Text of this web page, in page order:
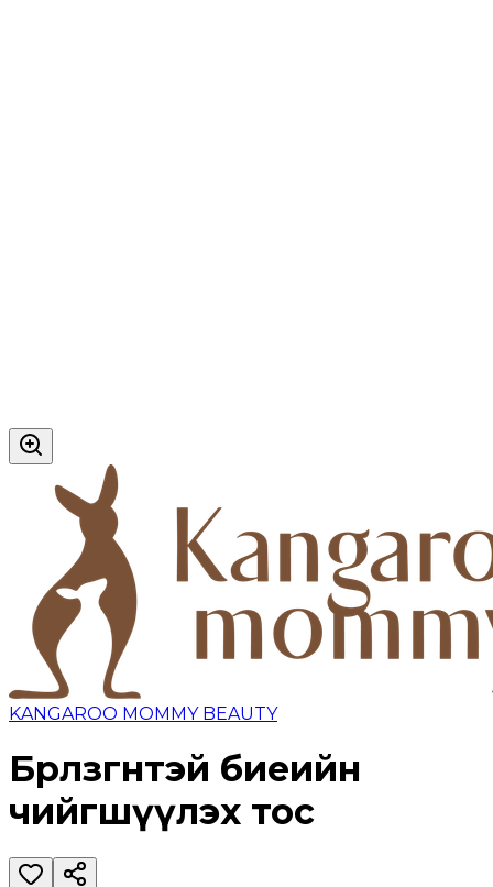
KANGAROO MOMMY BEAUTY
Бөөрөлзгөнөтэй биеийн
чийгшүүлэх тос